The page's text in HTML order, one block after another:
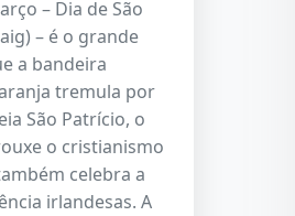
– Dia de São
– é o grande
a bandeira
tremula por
São Patrício, o
o cristianismo
celebra a
irlandesas. A